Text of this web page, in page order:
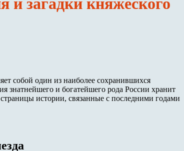
собой один из наиболее сохранившихся
знатнейшего и богатейшего рода России хранит
истории, связанные с последними годами